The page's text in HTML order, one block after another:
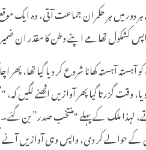
دور میں ہر حکمران جماعت آتی، وہ
کشکول تھامے اپنے وطن کا مقدّر ان
کھانا شروع کر دیا گیا تھا، پھر
وقت گزرتا گیا پھر آوازیں اٹھنے
حوالے کر دی، واپس وہی آوازیں آنے